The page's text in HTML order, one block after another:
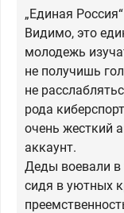
„Единая
Видимо, это
молодежь
не получишь
не
рода
очень жесткий
аккаунт.
Деды воевали в
сидя в уютных